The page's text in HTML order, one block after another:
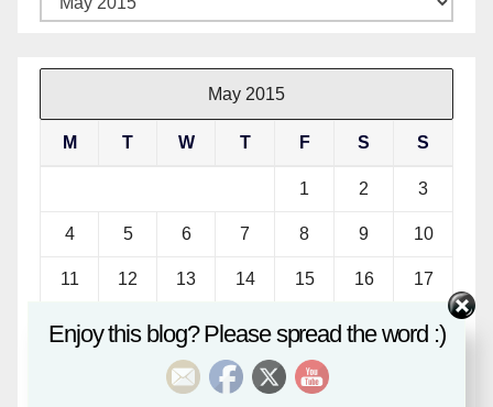
May 2015
M T W T F S S
1 2 3
4 5 6 7 8 9 10
11 12 13 14 15 16 17
18 19 20 23 24
27 28 29
Enjoy this blog? Please spread the word :)